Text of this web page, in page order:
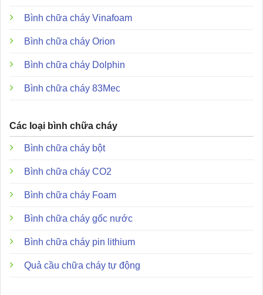
Dòng điện đầu ra tối đa:
kích hoạt các thiết bị cảnh báo.
Trở kháng cuối tuyến:Sử dụng điện trở 4.7kΩ cho
AH-03312 Danh mục
Hướng dẫn sử dụng AH-03312
Giấy chứng nhận AH-03312
Đặc điểm và ưu điểm vượt trội
Bình chữa cháy Vinafoam
Bình chữa cháy Orion
Bình chữa cháy Dolphin
Bình chữa cháy 83Mec
Các loại bình chữa cháy
Bình chữa cháy bột
Bình chữa cháy CO2
Bình chữa cháy Foam
Bình chữa cháy gốc nước
Bình chữa cháy pin lithium
Quả cầu chữa cháy tự động